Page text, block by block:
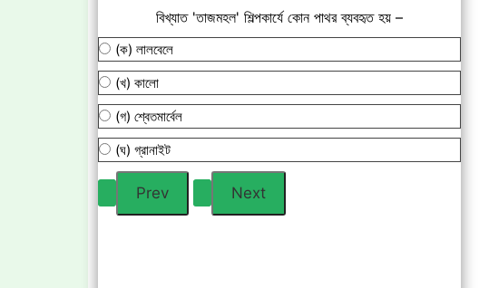
বিখ্যাত 'তাজমহল' শিল্পকার্যে কোন পাথর ব্যবহৃত হয় –
(ক) লালবেলে
(খ) কালো
(গ) শ্বেতমার্বেল
(ঘ) গ্রানাইট